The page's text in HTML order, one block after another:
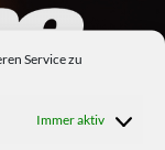
Service zu
Immer aktiv